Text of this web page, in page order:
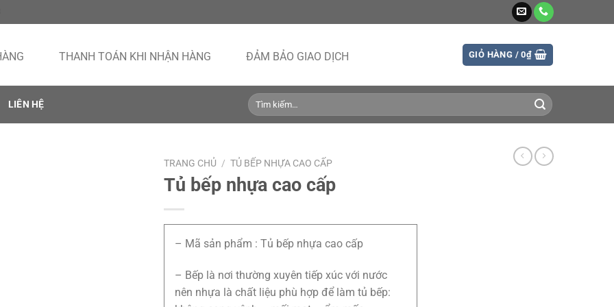
THANH TOÁN KHI NHẬN HÀNG ĐẢM BẢO GIAO DỊCH GIỎ HÀNG /0₫
LIÊN HỆ
Tìm
kiếm:
TRANG CHỦ / TỦ BẾP NHỰA CAO CẤP
Tủ bếp nhựa cao cấp
– Mã sản phẩm : Tủ bếp nhựa cao cấp
– Bếp là nơi thường xuyên tiếp xúc với nước
nên nhựa là chất liệu phù hợp để làm tủ bếp: